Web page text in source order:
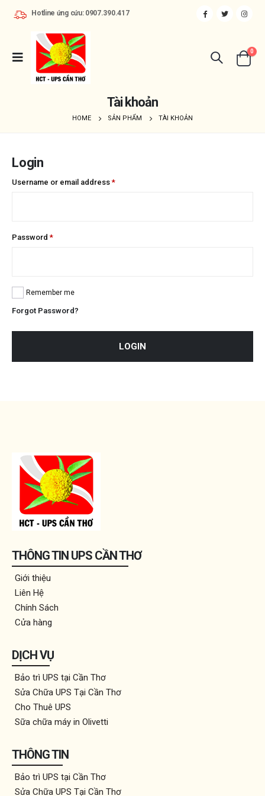
Hotline ứng cứu: 0907.390.417
0
Tài khoản
HOME SẢN PHẨM TÀI KHOẢN
Login
Username or email address *
Password *
Remember me
Forgot Password?
LOGIN
THÔNG TIN UPS CẦN THƠ
Giới thiệu
Liên Hệ
Chính Sách
Cửa hàng
DỊCH VỤ
Bảo trì UPS tại Cần Thơ
Sửa Chữa UPS Tại Cần Thơ
Cho Thuê UPS
Sữa chữa máy in Olivetti
THÔNG TIN
Bảo trì UPS tại Cần Thơ
Sửa Chữa UPS Tại Cần Thơ